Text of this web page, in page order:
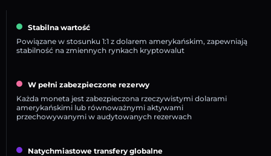
Stabilna wartość
Powiązane w stosunku 1:1 z dolarem amerykańskim, zapewniają
stabilność na zmiennych rynkach kryptowalut
W pełni zabezpieczone rezerwy
Każda moneta jest zabezpieczona rzeczywistymi dolarami
amerykańskimi lub równoważnymi aktywami
przechowywanymi w audytowanych rezerwach
Natychmiastowe transfery globalne